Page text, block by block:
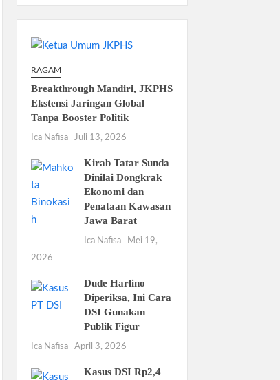
RAGAM
Breakthrough Mandiri, JKPHS
Ekstensi Jaringan Global
Tanpa Booster Politik
Ica Nafisa Juli 13, 2026
Kirab Tatar Sunda
Dinilai Dongkrak
Ekonomi dan
Penataan Kawasan
Jawa Barat
Ica Nafisa
Mei 19,
2026
Dude Harlino
Diperiksa, Ini Cara
DSI Gunakan
Publik Figur
Ica Nafisa April 3, 2026
Kasus DSI Rp2,4